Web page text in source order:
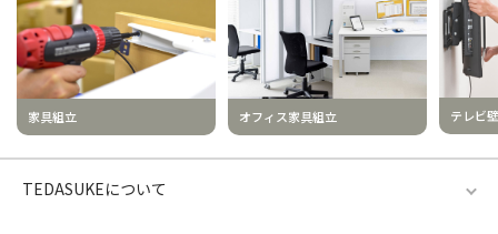
家具組立 オフィス家具組立 テレビ
TEDASUKEについて